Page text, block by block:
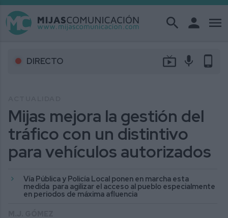
search person menu
DIRECTO live_tv mic phone_android
Mijas mejora la gestión del
tráfico con un distintivo
para vehículos autorizados
Vía Pública y Policía Local ponen en marcha esta
medida para agilizar el acceso al pueblo especialmente
en periodos de máxima afluencia